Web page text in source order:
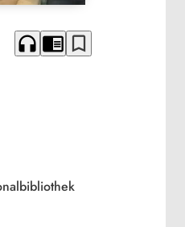
headphones chrome_reader_mode bookmark_border